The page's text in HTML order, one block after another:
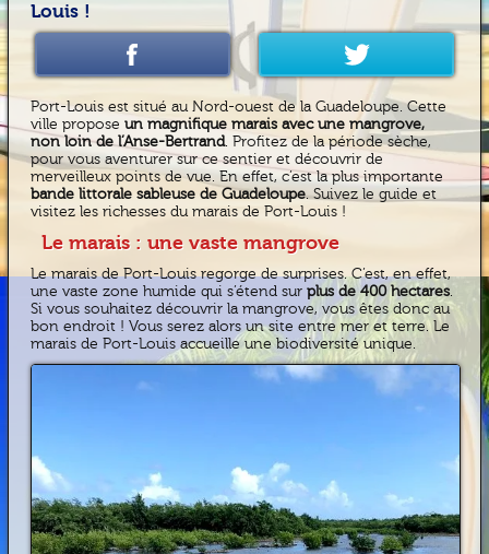
Louis !
Port-Louis est situé au Nord-ouest de la Guadeloupe. Cette
ville proposeun magnifique marais avec une mangrove,
non loin de l’Anse-Bertrand. Profitez de la période sèche,
pour vous aventurer sur ce sentier et découvrir de
merveilleux points de vue. En effet, c’est la plus importante
bande littorale sableuse de Guadeloupe. Suivez le guide et
visitez les richesses du marais de Port-Louis !
Le marais : une vaste mangrove
Le marais de Port-Louis regorge de surprises. C’est, en effet,
une vaste zone humide qui s’étend surplus de 400 hectares.
Si vous souhaitez découvrir la mangrove, vous êtes donc au
bon endroit ! Vous serez alors un site entre mer et terre. Le
marais de Port-Louis accueille une biodiversité unique.